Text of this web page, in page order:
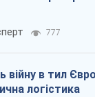
777
війну в тил
логістика